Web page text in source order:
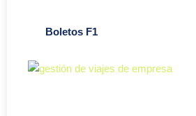
Boletos F1